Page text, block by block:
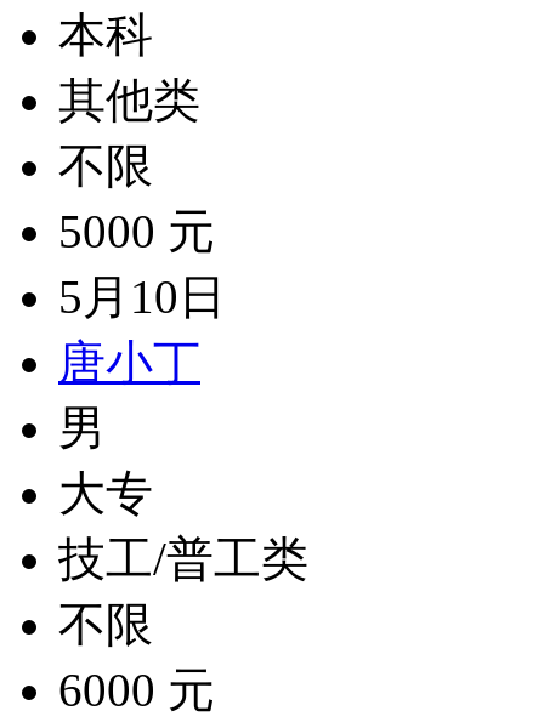
本科
其他类
不限
5000 元
5月10日
唐小丁
男
大专
技工/普工类
不限
6000 元